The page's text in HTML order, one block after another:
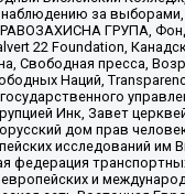
наблюдению за
ГРУПА,
22 Foundation,
Свободная пресса,
Наций,
Инк, Завет
дом прав
исследований им
федерация
и